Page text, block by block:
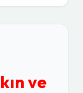
ve